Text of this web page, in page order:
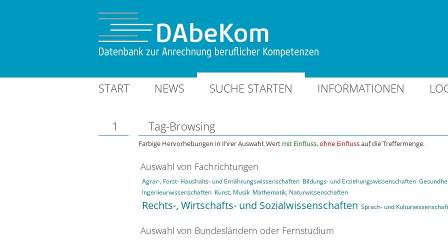
START NEWS SUCHE STARTEN INFORMATIONEN
1 Tag-Browsing
Farbige Hervorhebungen in Ihrer Auswahl: Wert mit Einfluss,ohne Einflussauf die Treffermenge.
Auswahl von Fachrichtungen
Agrar-, Forst- Haushalts- und Ernährungswissenschaften Bildungs- und Erziehungswissenschaften
Ingenieurwissenschaften Kunst, Musik Mathematik, Naturwissenschaften
Rechts-, Wirtschafts- und Sozialwissenschaften Sprach- und
Auswahl von Bundesländern oder Fernstudium